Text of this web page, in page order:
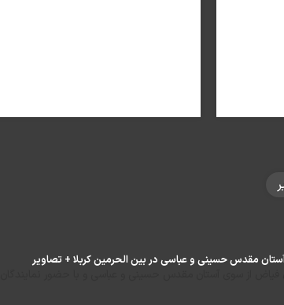
مقدس حسینی و عباسی در بین الحرمین کربلا + تصاویر